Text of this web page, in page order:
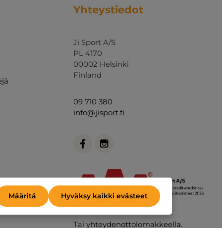
Yhteystiedot
Ji Sport A/S
PL 4170
00002 Helsinki
Finland
09 710 380
info@jisport.fi
Tai yhteydenottolomakkeella.
Määritä Hyväksy kaikki evästeet